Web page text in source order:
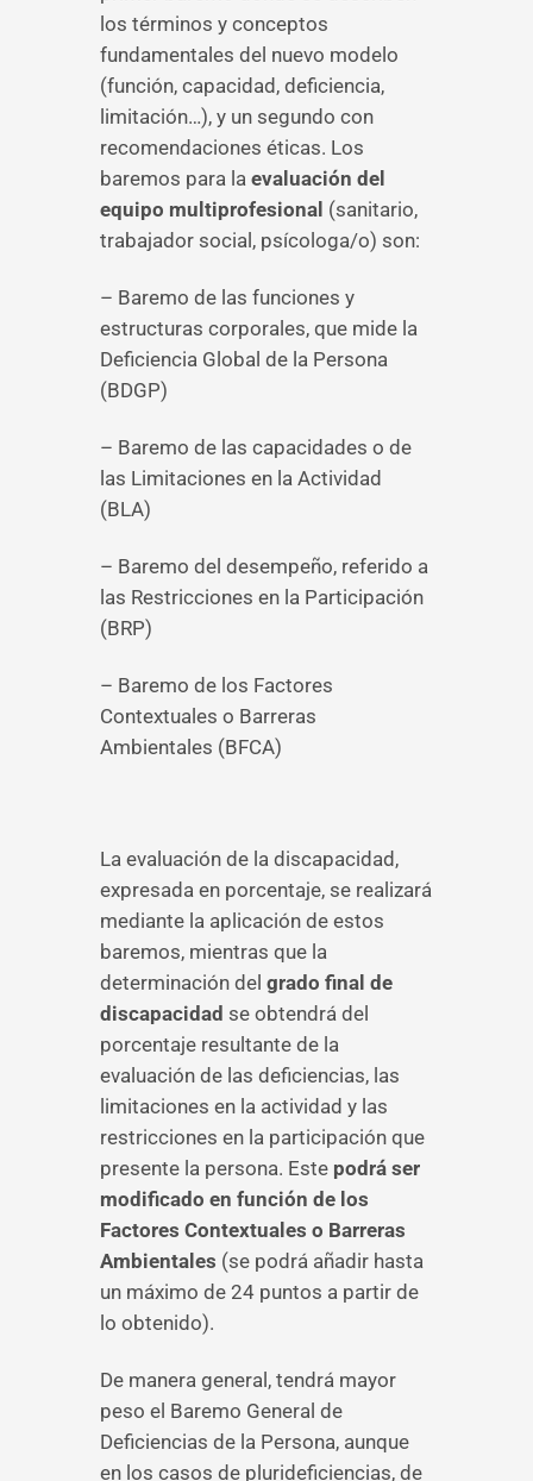
los términos y conceptos
fundamentales del nuevo modelo
(función, capacidad, deficiencia,
limitación…), y un segundo con
recomendaciones éticas. Los
baremos para la evaluación del
equipo multiprofesional (sanitario,
trabajador social, psícologa/o) son:
– Baremo de las funciones y
estructuras corporales, que mide la
Deficiencia Global de la Persona
(BDGP)
– Baremo de las capacidades o de
las Limitaciones en la Actividad
(BLA)
– Baremo del desempeño, referido a
las Restricciones en la Participación
(BRP)
– Baremo de los Factores
Contextuales o Barreras
Ambientales (BFCA)
La evaluación de la discapacidad,
expresada en porcentaje, se realizará
mediante la aplicación de estos
baremos, mientras que la
determinación del grado final de
discapacidad se obtendrá del
porcentaje resultante de la
evaluación de las deficiencias, las
limitaciones en la actividad y las
restricciones en la participación que
presente la persona. Este podrá ser
modificado en función de los
Factores Contextuales o Barreras
Ambientales (se podrá añadir hasta
un máximo de 24 puntos a partir de
lo obtenido).
De manera general, tendrá mayor
peso el Baremo General de
Deficiencias de la Persona, aunque
en los casos de plurideficiencias, de